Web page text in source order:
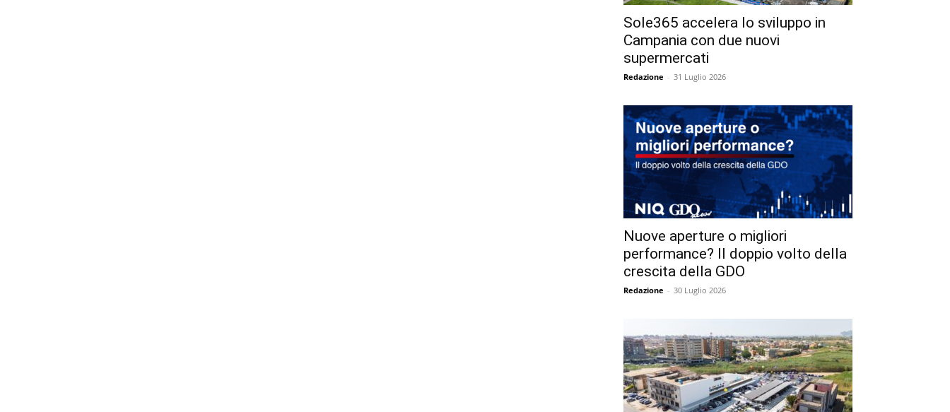
Sole365 accelera lo sviluppo in
Campania con due nuovi
supermercati
Redazione - 31 Luglio 2026
Nuove aperture o migliori
performance? Il doppio volto della
crescita della GDO
Redazione - 30 Luglio 2026